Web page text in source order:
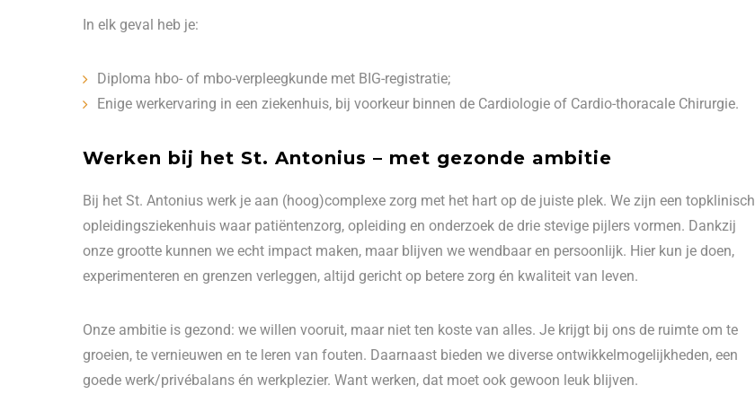
In elk geval heb je:
Diploma hbo- of mbo-verpleegkunde met BIG-registratie;
Enige werkervaring in een ziekenhuis, bij voorkeur binnen de Cardiologie of Cardio-thoracale Chirurgie.
Werken bij het St. Antonius – met gezonde ambitie
Bij het St. Antonius werk je aan (hoog)complexe zorg met het hart op de juiste plek. We zijn een topklinisch
opleidingsziekenhuis waar patiëntenzorg, opleiding en onderzoek de drie stevige pijlers vormen. Dankzij
onze grootte kunnen we echt impact maken, maar blijven we wendbaar en persoonlijk. Hier kun je doen,
experimenteren en grenzen verleggen, altijd gericht op betere zorg én kwaliteit van leven.
Onze ambitie is gezond: we willen vooruit, maar niet ten koste van alles. Je krijgt bij ons de ruimte om te
groeien, te vernieuwen en te leren van fouten. Daarnaast bieden we diverse ontwikkelmogelijkheden, een
goede werk/privébalans én werkplezier. Want werken, dat moet ook gewoon leuk blijven.